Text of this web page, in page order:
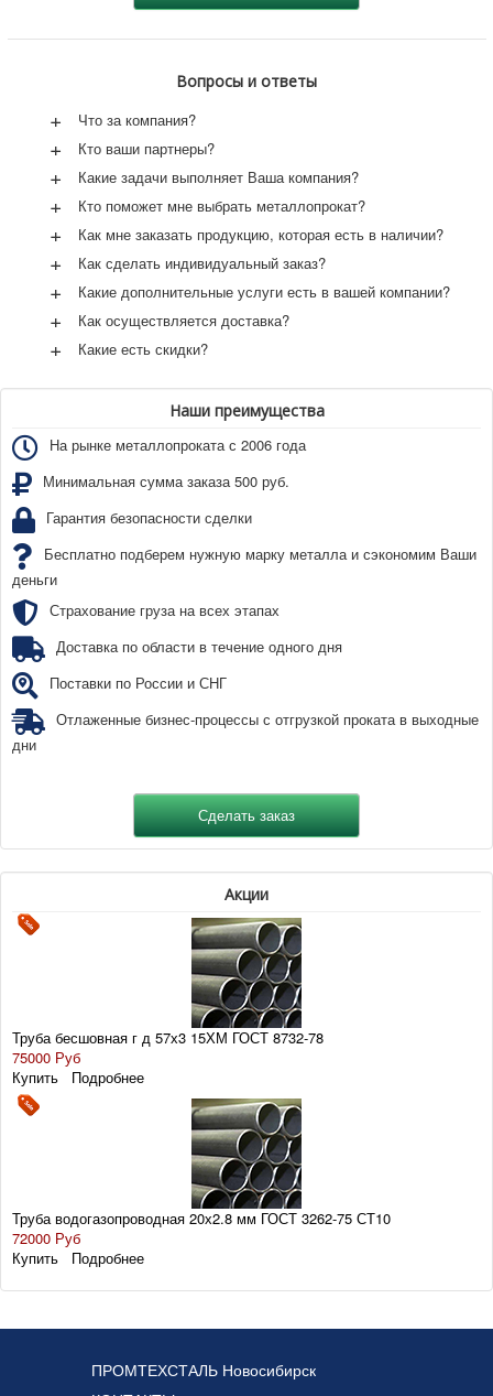
Вопросы и ответы
+ Что за компания?
+ Кто ваши партнеры?
+ Какие задачи выполняет Ваша компания?
+ Кто поможет мне выбрать металлопрокат?
+ Как мне заказать продукцию, которая есть в наличии?
+ Как сделать индивидуальный заказ?
+ Какие дополнительные услуги есть в вашей компании?
+ Как осуществляется доставка?
+ Какие есть скидки?
Наши преимущества
На рынке металлопроката с 2006 года
Минимальная сумма заказа 500 руб.
Гарантия безопасности сделки
Бесплатно подберем нужную марку металла и сэкономим Ваши
деньги
Страхование груза на всех этапах
Доставка по области в течение одного дня
Поставки по России и СНГ
Отлаженные бизнес-процессы с отгрузкой проката в выходные
дни
Акции
Труба бесшовная г д 57х3 15ХМ ГОСТ 8732-78
75000 Руб
Купить
Подробнее
Труба водогазопроводная 20х2.8 мм ГОСТ 3262-75 СТ10
72000 Руб
Купить
Подробнее
ПРОМТЕХСТАЛЬ Новосибирск